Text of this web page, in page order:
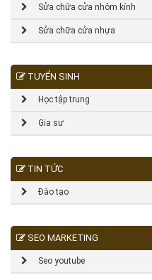
Sửa chữa cửa nhôm kính
Sửa chữa cửa nhựa
TUYỂN SINH
Học tập trung
Gia sư
TIN TỨC
Đào tạo
SEO MARKETING
Seo youtube